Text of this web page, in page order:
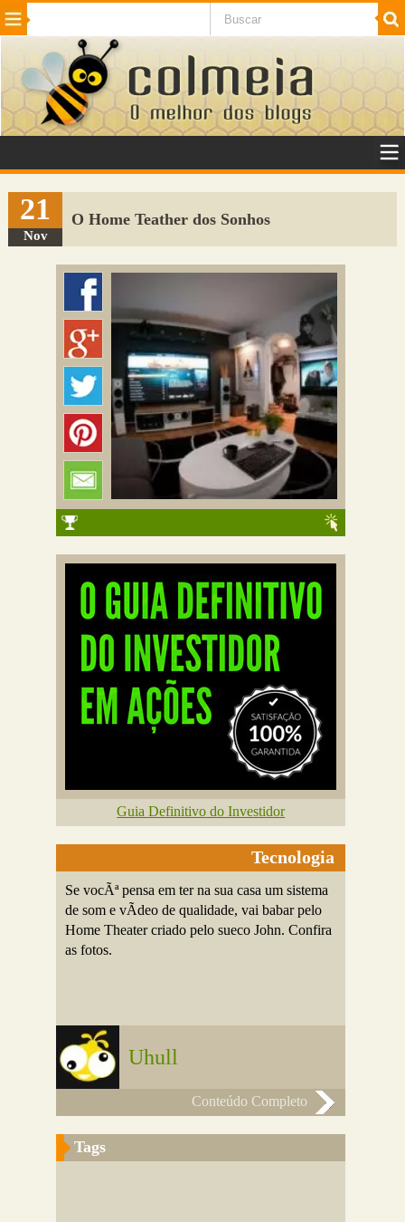
Beleza Cinema e TV
Internet Jogos NotÃ­cias SaÃºde
VeÃ­culos Adulto
Sugerir Link
Adicionar Blog
Colmeia Exchange
21
Nov
O Home Teather dos Sonhos
Guia Definitivo do Investidor
Tecnologia
Se vocÃª pensa em ter na sua casa um sistema
de som e vÃ­deo de qualidade, vai babar pelo
Home Theater criado pelo sueco John. Confira
as fotos.
Uhull
Conteúdo Completo
Tags